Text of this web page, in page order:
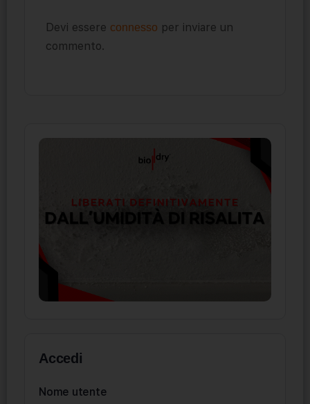
Devi essere connesso per inviare un
commento.
Accedi
Nome utente